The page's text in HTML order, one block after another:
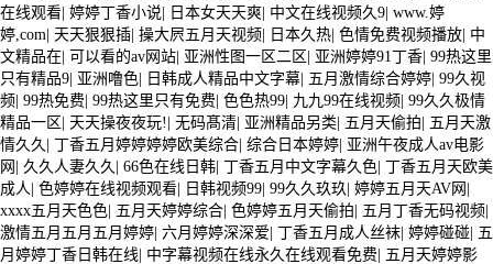
在线观看| 婷婷丁香小说| 日本女天天爽| 中文在线视频久9| www.婷
婷,com| 天天狠狠插| 操大屄五月天视频| 日本久热| 色情免费视频播放| 中
文精品在| 可以看的av网站| 亚洲性图一区二区| 亚洲婷婷91丁香| 99热这里
只有精品9| 亚洲噜色| 日韩成人精品中文字幕| 五月激情综合婷婷| 99久视
频| 99热免费| 99热这里只有免费| 色色热99| 九九99在线视频| 99久久极情
精品一区| 天天操夜夜玩! | 无码髙清| 亚洲精品另类| 五月天偷拍| 五月天激
情久久 | 丁香五月婷婷婷婷欧美综合| 综合日本婷婷| 亚洲午夜成人av电影
网 | 久久人妻久久 | 66色在线日韩| 丁香五月中文字幕久色| 丁香五月天欧美
成人 | 色婷婷在线视频观看| 日韩视频99| 99久久玖玖 | 婷婷五月天AV网 |
xxxx五月天色色| 五月天婷婷综合| 色婷婷五月天偷拍| 五月丁香无码视频|
激情五月五月五月婷婷| 六月婷婷深深爱| 丁香五月成人丝袜| 婷婷碰碰| 五
月婷婷丁香日韩在线| 中字幕视频在线永久在线观看免费| 五月天婷婷影